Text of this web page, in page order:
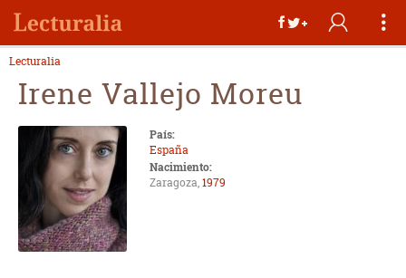
Lecturalia
Irene Vallejo Moreu
País:
España
Nacimiento:
Zaragoza,1979